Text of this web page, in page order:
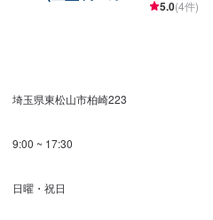
5.0(4件)
埼玉県東松山市柏崎223
9:00 ~ 17:30
日曜・祝日